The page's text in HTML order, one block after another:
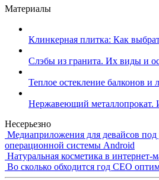
Материалы
Клинкерная плитка: Как
Слэбы из гранита. Их виды и
Теплое остекление балконов и
Нержавеющий металлопрокат.
Несерьезно
Медиаприложения для девайсов
операционной системы Android
Натуральная косметика в интернет-
Во сколько обходится год СЕО